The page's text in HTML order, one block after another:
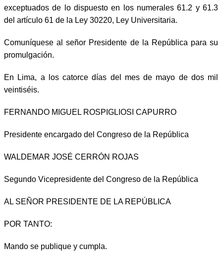
exceptuados de lo dispuesto en los numerales 61.2 y 61.3
del artículo 61 de la Ley 30220, Ley Universitaria.
Comuníquese al señor Presidente de la República para su
promulgación.
En Lima, a los catorce días del mes de mayo de dos mil
veintiséis.
FERNANDO MIGUEL ROSPIGLIOSI CAPURRO
Presidente encargado del Congreso de la República
WALDEMAR JOSÉ CERRÓN ROJAS
Segundo Vicepresidente del Congreso de la República
AL SEÑOR PRESIDENTE DE LA REPÚBLICA
POR TANTO:
Mando se publique y cumpla.